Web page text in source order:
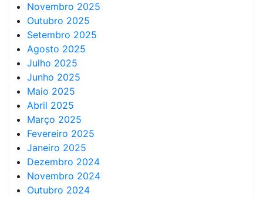
Novembro 2025
Outubro 2025
Setembro 2025
Agosto 2025
Julho 2025
Junho 2025
Maio 2025
Abril 2025
Março 2025
Fevereiro 2025
Janeiro 2025
Dezembro 2024
Novembro 2024
Outubro 2024